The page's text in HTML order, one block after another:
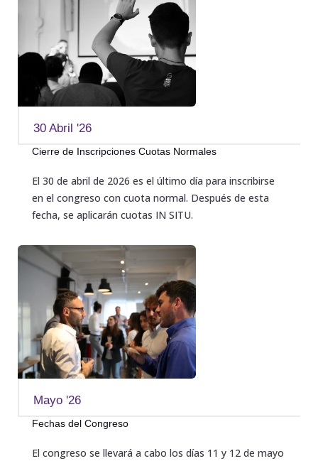
30 Abril '26
Cierre de Inscripciones Cuotas Normales
El 30 de abril de 2026 es el último día para inscribirse
en el congreso con cuota normal. Después de esta
fecha, se aplicarán cuotas IN SITU.
Mayo '26
Fechas del Congreso
El congreso se llevará a cabo los días 11 y 12 de mayo